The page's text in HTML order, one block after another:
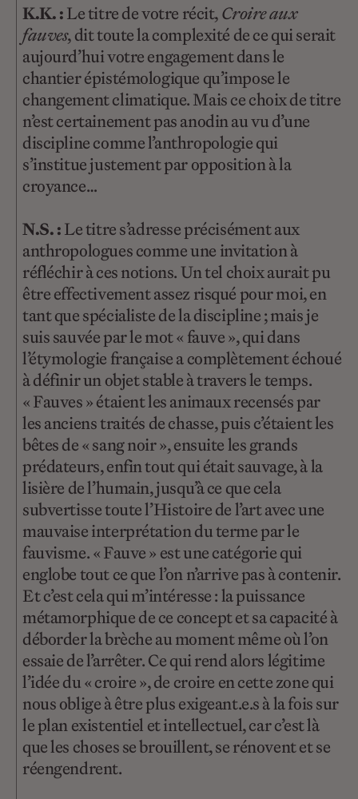
K.K. :Le titre de votre récit,Croire aux
fauves, dit toute la complexité de ce qui serait
aujourd’hui votre engagement dans le
chantier épistémologique qu’impose le
changement climatique. Mais ce choix de titre
n’est certainement pas anodin au vu d’une
discipline comme l’anthropologie qui
s’institue justement par opposition à la
croyance…
N.S. :Le titre s’adresse précisément aux
anthropologues comme une invitation à
réfléchir à ces notions. Un tel choix aurait pu
être effectivement assez risqué pour moi, en
tant que spécialiste de la discipline ; mais je
suis sauvée par le mot « fauve », qui dans
l’étymologie française a complètement échoué
à définir un objet stable à travers le temps.
« Fauves » étaient les animaux recensés par
les anciens traités de chasse, puis c’étaient les
bêtes de « sang noir », ensuite les grands
prédateurs, enfin tout qui était sauvage, à la
lisière de l’humain, jusqu’à ce que cela
subvertisse toute l’Histoire de l’art avec une
mauvaise interprétation du terme par le
fauvisme. « Fauve » est une catégorie qui
englobe tout ce que l’on n’arrive pas à contenir.
Et c’est cela qui m’intéresse : la puissance
métamorphique de ce concept et sa capacité à
déborder la brèche au moment même où l’on
essaie de l’arrêter. Ce qui rend alors légitime
l’idée du « croire », de croire en cette zone qui
nous oblige à être plus exigeant.e.s à la fois sur
le plan existentiel et intellectuel, car c’est là
que les choses se brouillent, se rénovent et se
réengendrent.